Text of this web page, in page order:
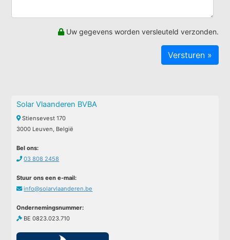
Uw gegevens worden versleuteld verzonden.
Solar Vlaanderen BVBA
Stiensevest 170
3000 Leuven, België
Bel ons:
03 808 2458
Stuur ons een e-mail:
info@solarvlaanderen.be
Ondernemingsnummer:
BE 0823.023.710